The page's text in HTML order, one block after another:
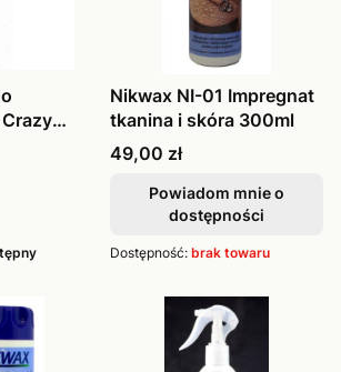
Nikwax NI-01 Impregnat
tkanina i skóra 300ml
Cena
49,00 zł
Powiadom mnie o
dostępności
Dostępność: brak towaru